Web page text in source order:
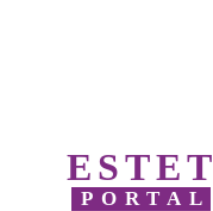
ESTET
PORTAL